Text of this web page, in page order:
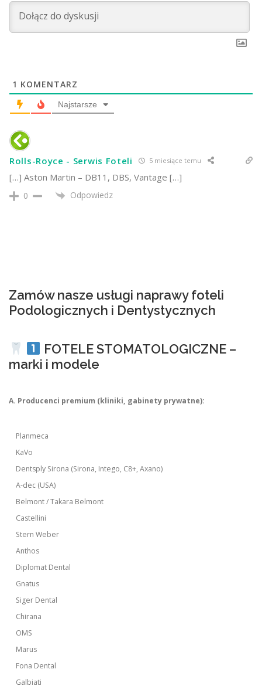
1 KOMENTARZ
Najstarsze
Rolls-Royce - Serwis Foteli 5 miesiące temu
[…] Aston Martin – DB11, DBS, Vantage […]
0 Odpowiedz
Zamów nasze usługi naprawy foteli
Podologicznych i Dentystycznych
FOTELE STOMATOLOGICZNE –
marki i modele
A. Producenci premium (kliniki, gabinety prywatne):
Planmeca
KaVo
Dentsply Sirona (Sirona, Intego, C8+, Axano)
A-dec (USA)
Belmont / Takara Belmont
Castellini
Stern Weber
Anthos
Diplomat Dental
Gnatus
Siger Dental
Chirana
OMS
Marus
Fona Dental
Galbiati